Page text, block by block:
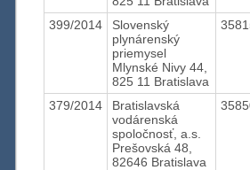
399/2014
Slovenský
plynárenský
priemysel
Mlynské Nivy 44,
825 11 Bratislava
379/2014
Bratislavská
vodárenská
spoločnosť, a.s.
Prešovská 48,
82646 Bratislava